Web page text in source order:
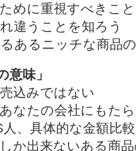
めに重視すべきこと
違うことを知ろう
あるニッチな商品
意味」
込みではない
なたの会社にもた
、具体的な金額比較
か出来ないある商